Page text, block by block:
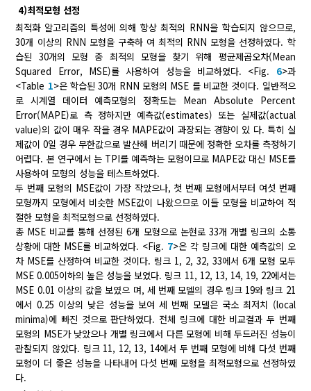
4)최적모형 선정
최적화 알고리즘의 특성에 의해 항상 최적의 RNN을 학습되지 않으므로,
30개 이상의 RNN 모형을 구축하 여 최적의 RNN 모형을 선정하였다. 학
습된 30개의 모형 중 최적의 모형을 찾기 위해 평균제곱오차(Mean
Squared Error, MSE)를 사용하여 성능을 비교하였다. <Fig. 6>과
<Table 1>은 학습된 30개 RNN 모형의 MSE 를 비교한 것이다. 일반적으
로 시계열 데이터 예측모형의 정확도는 Mean Absolute Percent
Error(MAPE)로 측 정하지만 예측값(estimates) 또는 실제값(actual
value)의 값이 매우 작을 경우 MAPE값이 과장되는 경향이 있 다. 특히 실
제값이 0일 경우 무한값으로 발산해 버리기 때문에 정확한 오차를 측정하기
어렵다. 본 연구에서 는 TPI를 예측하는 모형이므로 MAPE값 대신 MSE를
사용하여 모형의 성능을 테스트하였다.
두 번째 모형의 MSE값이 가장 작았으나, 첫 번째 모형에서부터 여섯 번째
모형까지 모형에서 비슷한 MSE값이 나왔으므로 이들 모형을 비교하여 적
절한 모형을 최적모형으로 선정하였다.
총 MSE 비교를 통해 선정된 6개 모형으로 논현로 33개 개별 링크의 소통
상황에 대한 MSE를 비교하였다. <Fig. 7>은 각 링크에 대한 예측값의 오
차 MSE를 산정하여 비교한 것이다. 링크 1, 2, 32, 33에서 6개 모형 모두
MSE 0.005이하의 높은 성능을 보였다. 링크 11, 12, 13, 14, 19, 22에서는
MSE 0.01 이상의 값을 보였으 며, 세 번째 모델의 경우 링크 19와 링크 21
에서 0.25 이상의 낮은 성능을 보여 세 번째 모델은 국소 최저치 (local
minima)에 빠진 것으로 판단하였다. 전체 링크에 대한 비교결과 두 번째
모형의 MSE가 낮았으나 개별 링크에서 다른 모형에 비해 두드러진 성능이
관찰되지 않았다. 링크 11, 12, 13, 14에서 두 번째 모형에 비해 다섯 번째
모형이 더 좋은 성능을 나타내어 다섯 번째 모형을 최적모형으로 선정하였
다.